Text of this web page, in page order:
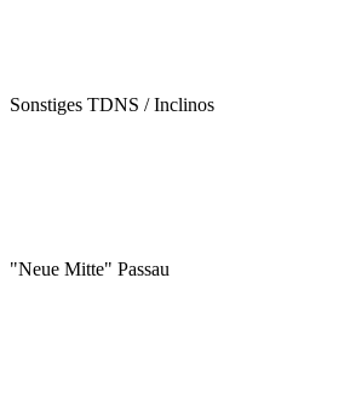
Sonstiges TDNS / Inclinos
"Neue Mitte" Passau